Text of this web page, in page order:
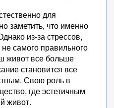
для
заметить, что именно
из-за стрессов,
самого правильного
живот все больше
становится все
Свою роль в
где эстетичным
живот.